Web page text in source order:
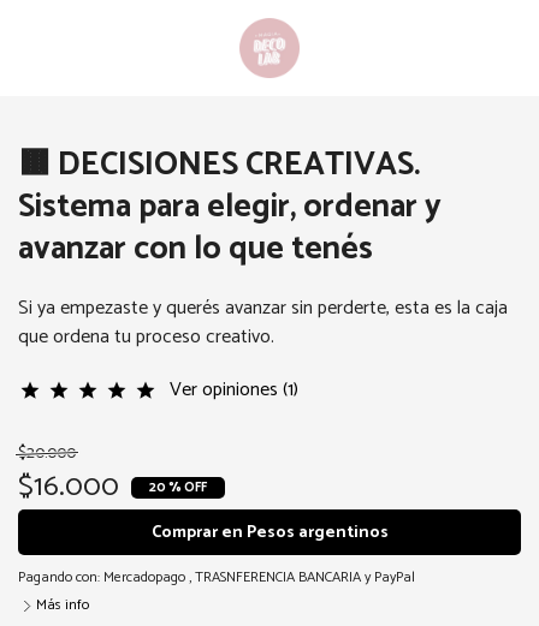
🟫 DECISIONES CREATIVAS.
Sistema para elegir, ordenar y
avanzar con lo que tenés
Si ya empezaste y querés avanzar sin perderte, esta es la caja
que ordena tu proceso creativo.
star star star star star Ver opiniones (1)
$20.000
$16.000 20 % OFF
Comprar en Pesos argentinos
Pagando con: Mercadopago,TRASNFERENCIA BANCARIAy PayPal
Más info